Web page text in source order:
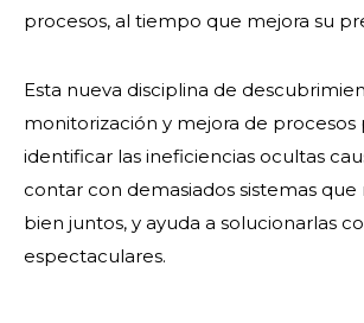
procesos, al tiempo que mejora su
Esta nueva disciplina de
monitorización y mejora de procesos
identificar las ineficiencias ocultas
contar con demasiados sistemas
bien juntos, y ayuda a solucionarlas
espectaculares.